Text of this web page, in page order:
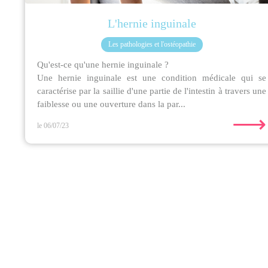
L'hernie inguinale
Les pathologies et l'ostéopathie
Qu'est-ce qu'une hernie inguinale ?
Une hernie inguinale est une condition médicale qui se
caractérise par la saillie d'une partie de l'intestin à travers une
faiblesse ou une ouverture dans la par...
le 06/07/23 ⟶